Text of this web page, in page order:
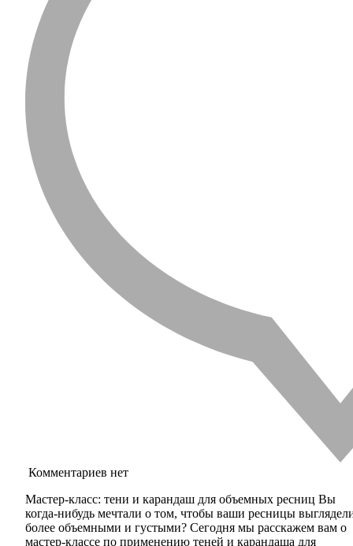
Комментариев нет
Мастер-класс: тени и карандаш для объемных ресниц Вы
когда-нибудь мечтали о том, чтобы ваши ресницы
более объемными и густыми? Сегодня мы расскажем вам о
мастер-классе по применению теней и карандаша для